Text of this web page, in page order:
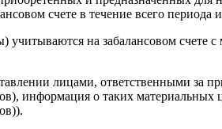
счете в течение всего
на забалансовом счете
лицами, ответственными за
информация о таких материальных